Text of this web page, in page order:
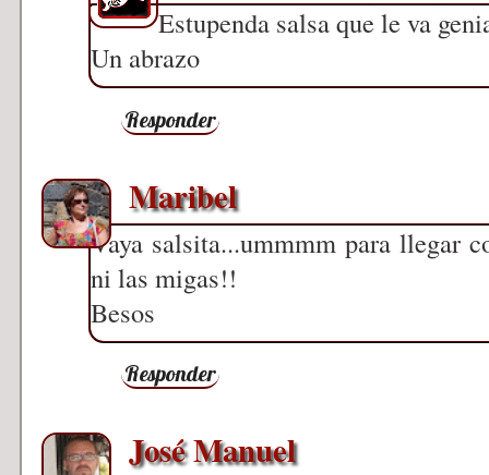
Estupenda salsa que le va
Un abrazo
Responder
Maribel
Vaya salsita...ummmm para llegar
ni las migas!!
Besos
Responder
José Manuel